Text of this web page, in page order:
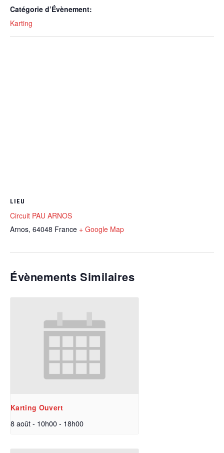
Catégorie d’Évènement:
Karting
LIEU
Circuit PAU ARNOS
Arnos, 64048 France + Google Map
Évènements Similaires
Karting Ouvert
8 août - 10h00- 18h00